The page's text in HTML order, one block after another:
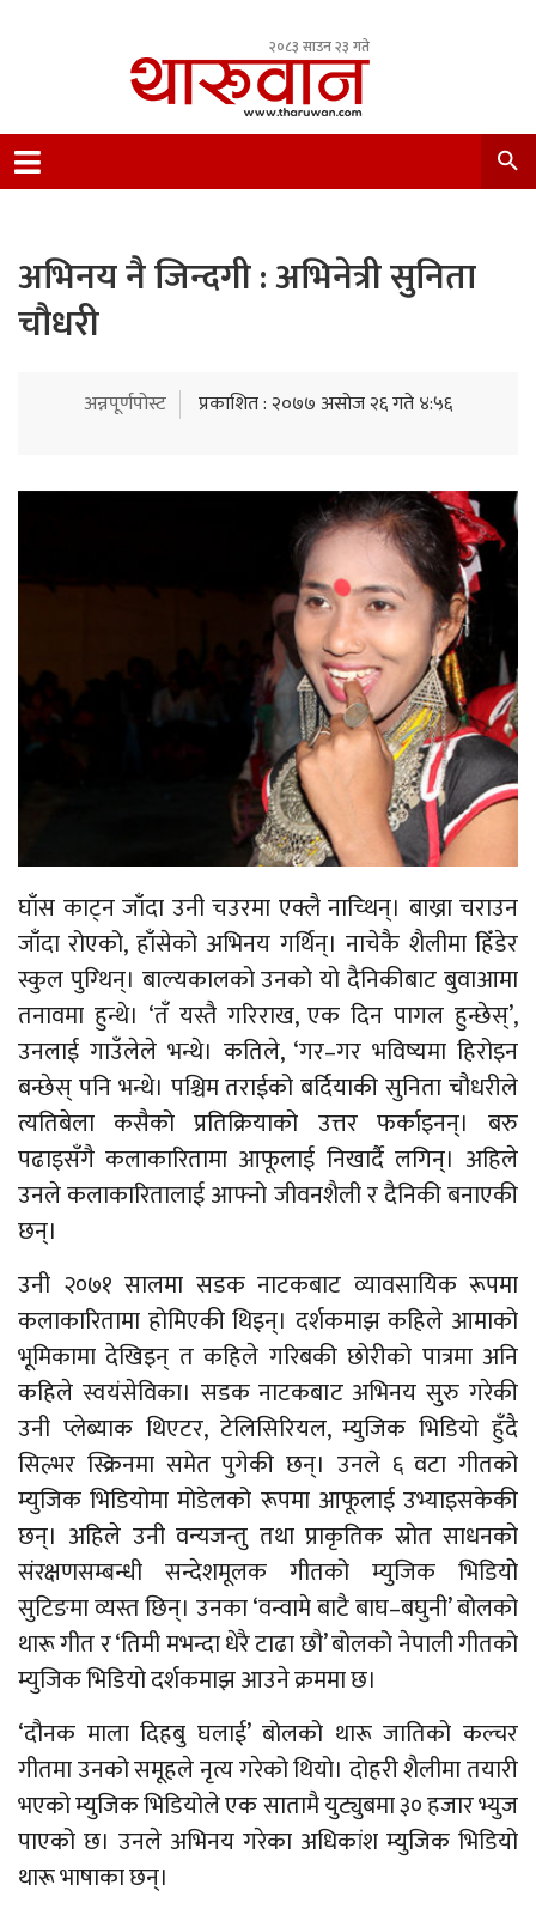
२०८३ साउन २३ गते
Nepal.
अभिनय नै जिन्दगी : अभिनेत्री सुनिता
चौधरी
अन्नपूर्णपोस्ट प्रकाशित : २०७७ असोज २६ गते ४:५६
घाँस काट्न जाँदा उनी चउरमा एक्लै नाच्थिन्। बाख्रा चराउन
जाँदा रोएको, हाँसेको अभिनय गर्थिन्। नाचेकै शैलीमा हिँडेर
स्कुल पुग्थिन्। बाल्यकालको उनको यो दैनिकीबाट बुवाआमा
तनावमा हुन्थे। ‘तँ यस्तै गरिराख, एक दिन पागल हुन्छेस्’,
उनलाई गाउँलेले भन्थे। कतिले, ‘गर–गर भविष्यमा हिरोइन
बन्छेस् पनि भन्थे। पश्चिम तराईको बर्दियाकी सुनिता चौधरीले
त्यतिबेला कसैको प्रतिक्रियाको उत्तर फर्काइनन्। बरु
पढाइसँगै कलाकारितामा आफूलाई निखार्दै लगिन्। अहिले
उनले कलाकारितालाई आफ्नो जीवनशैली र दैनिकी बनाएकी
छन्।
उनी २०७१ सालमा सडक नाटकबाट व्यावसायिक रूपमा
कलाकारितामा होमिएकी थिइन्। दर्शकमाझ कहिले आमाको
भूमिकामा देखिइन् त कहिले गरिबकी छोरीको पात्रमा अनि
कहिले स्वयंसेविका। सडक नाटकबाट अभिनय सुरु गरेकी
उनी प्लेब्याक थिएटर, टेलिसिरियल, म्युजिक भिडियो हुँदै
सिल्भर स्क्रिनमा समेत पुगेकी छन्। उनले ६ वटा गीतको
म्युजिक भिडियोमा मोडेलको रूपमा आफूलाई उभ्याइसकेकी
छन्। अहिले उनी वन्यजन्तु तथा प्राकृतिक स्रोत साधनको
संरक्षणसम्बन्धी सन्देशमूलक गीतको म्युजिक भिडियोे
सुटिङमा व्यस्त छिन्। उनका ‘वन्वामे बाटै बाघ–बघुनी’ बोलको
थारू गीत र ‘तिमी मभन्दा धेरै टाढा छौ’ बोलको नेपाली गीतको
म्युजिक भिडियो दर्शकमाझ आउने क्रममा छ।
‘दौनक माला दिहबु घलाई’ बोलको थारू जातिको कल्चर
गीतमा उनको समूहले नृत्य गरेको थियो। दोहरी शैलीमा तयारी
भएको म्युजिक भिडियोले एक सातामै युट्युबमा ३० हजार भ्युज
पाएको छ। उनले अभिनय गरेका अधिकांश म्युजिक भिडियो
थारू भाषाका छन्।